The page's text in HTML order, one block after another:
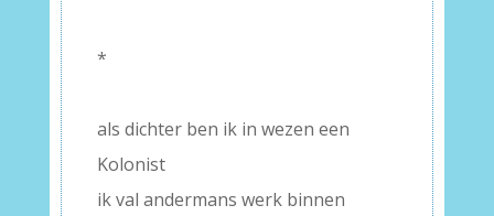
*
als dichter ben ik in wezen een
Kolonist
ik val andermans werk binnen